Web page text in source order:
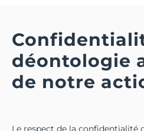
déontologie
de notre
Le respect de la